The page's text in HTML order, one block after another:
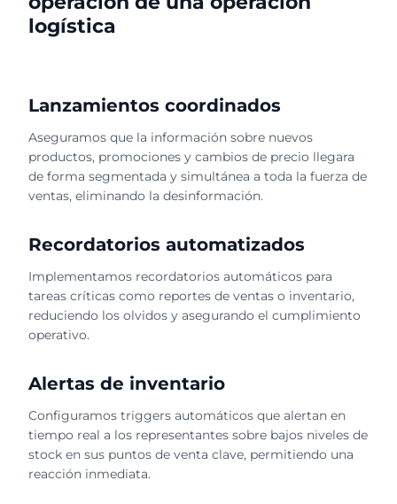
logística
Lanzamientos coordinados
Aseguramos que la información sobre nuevos
productos, promociones y cambios de precio llegara
de forma segmentada y simultánea a toda la fuerza de
ventas, eliminando la desinformación.
Recordatorios automatizados
Implementamos recordatorios automáticos para
tareas críticas como reportes de ventas o inventario,
reduciendo los olvidos y asegurando el cumplimiento
operativo.
Alertas de inventario
Configuramos triggers automáticos que alertan en
tiempo real a los representantes sobre bajos niveles de
stock en sus puntos de venta clave, permitiendo una
reacción inmediata.